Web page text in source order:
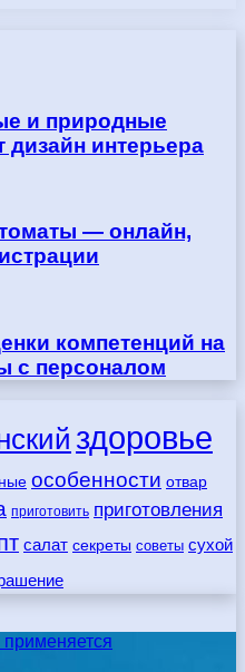
и природные
интерьера
— онлайн,
компетенций на
с персоналом
здоровье
особенности отвар
приготовить приготовления
салат секреты советы сухой
применяется